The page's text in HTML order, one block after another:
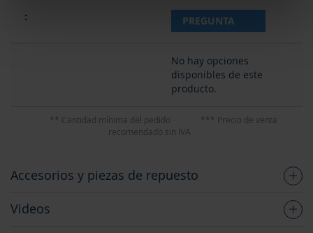
PREGUNTA
No hay opciones
disponibles de este
producto.
** Cantidad mínima del pedido
*** Precio de venta
recomendado sin IVA
Accesorios y piezas de repuesto
Videos